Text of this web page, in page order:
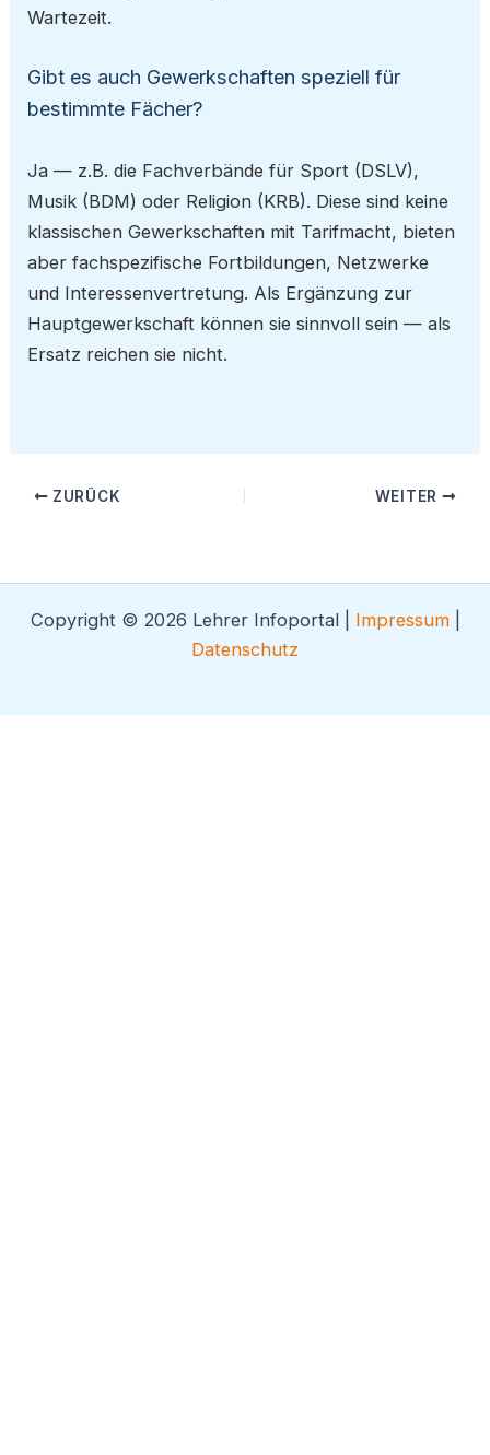
Wartezeit.
Gibt es auch Gewerkschaften speziell für
bestimmte Fächer?
Ja — z.B. die Fachverbände für Sport (DSLV),
Musik (BDM) oder Religion (KRB). Diese sind keine
klassischen Gewerkschaften mit Tarifmacht, bieten
aber fachspezifische Fortbildungen, Netzwerke
und Interessenvertretung. Als Ergänzung zur
Hauptgewerkschaft können sie sinnvoll sein — als
Ersatz reichen sie nicht.
ZURÜCK WEITER
Copyright © 2026 Lehrer Infoportal | Impressum|
Datenschutz